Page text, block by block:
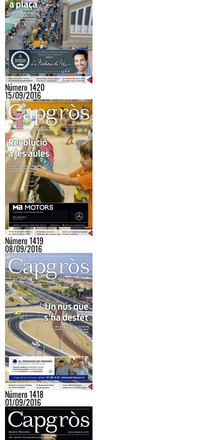
Número 1420
15/09/2016
Número 1419
08/09/2016
Número 1418
01/09/2016